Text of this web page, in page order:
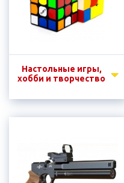
Настольные игры,
хобби и творчество